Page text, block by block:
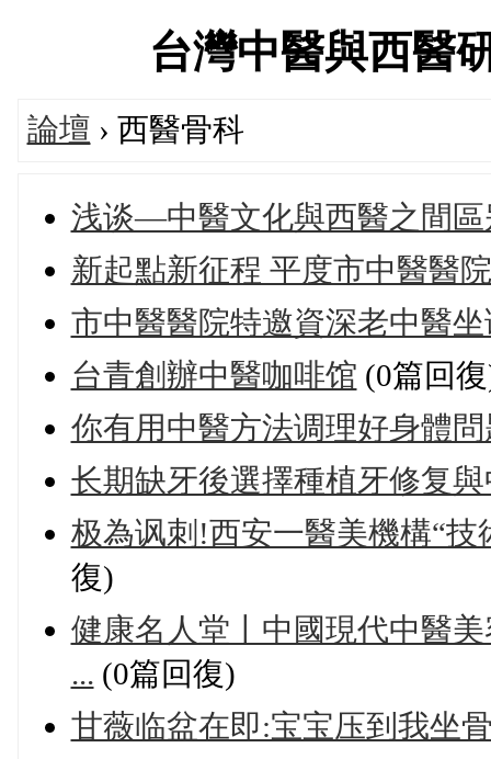
台灣中醫與西醫
論壇 › 西醫骨科
浅谈—中醫文化與西醫之間區
新起點新征程 平度市中醫醫
市中醫醫院特邀資深老中醫
台青創辦中醫咖啡馆 (0篇回
你有用中醫方法调理好身體問
长期缺牙後選擇種植牙修复
极為讽刺!西安一醫美機構“
復)
健康名人堂丨中國現代中醫
... (0篇回復)
甘薇临盆在即:宝宝压到我坐